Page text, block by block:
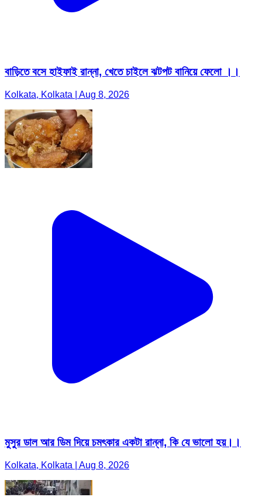
বাড়িতে বসে হাইফাই রান্না, খেতে চাইলে ঝটপট বানিয়ে ফেলো ।।
Kolkata, Kolkata | Aug 8, 2026
মুসুর ডাল আর ডিম দিয়ে চমৎকার একটা রান্না, কি যে ভালো হয়।।
Kolkata, Kolkata | Aug 8, 2026